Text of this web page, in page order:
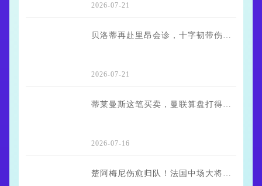
2026-07-21
贝洛蒂再赴里昂会诊，十字韧带伤势成疑云
2026-07-21
蒂莱曼斯这笔买卖，曼联算盘打得挺响
2026-07-16
楚阿梅尼伤愈归队！法国中场大将恢复合练 战摩洛哥能否首发存疑